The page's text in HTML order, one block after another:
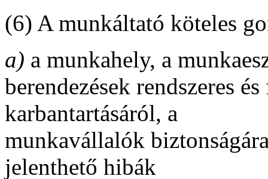
(6) A munkáltató köteles
a) a munkahely, a
berendezések rendszeres
karbantartásáról, a
munkavállalók
jelenthető hibák